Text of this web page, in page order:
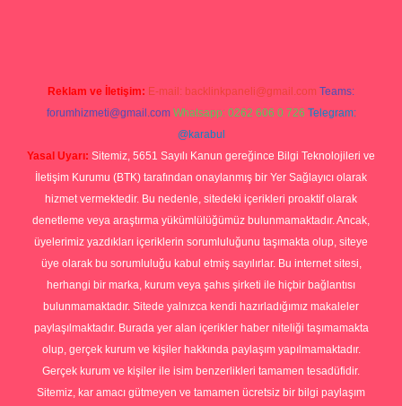
Reklam ve İletişim: E-mail: backlinkpaneli@gmail.com Teams:
forumhizmeti@gmail.com Whatsapp: 0262 606 0 726 Telegram:
@karabul
Yasal Uyarı: Sitemiz, 5651 Sayılı Kanun gereğince Bilgi Teknolojileri ve
İletişim Kurumu (BTK) tarafından onaylanmış bir Yer Sağlayıcı olarak
hizmet vermektedir. Bu nedenle, sitedeki içerikleri proaktif olarak
denetleme veya araştırma yükümlülüğümüz bulunmamaktadır. Ancak,
üyelerimiz yazdıkları içeriklerin sorumluluğunu taşımakta olup, siteye
üye olarak bu sorumluluğu kabul etmiş sayılırlar. Bu internet sitesi,
herhangi bir marka, kurum veya şahıs şirketi ile hiçbir bağlantısı
bulunmamaktadır. Sitede yalnızca kendi hazırladığımız makaleler
paylaşılmaktadır. Burada yer alan içerikler haber niteliği taşımamakta
olup, gerçek kurum ve kişiler hakkında paylaşım yapılmamaktadır.
Gerçek kurum ve kişiler ile isim benzerlikleri tamamen tesadüfidir.
Sitemiz, kar amacı gütmeyen ve tamamen ücretsiz bir bilgi paylaşım